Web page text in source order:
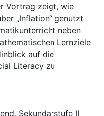
Vortrag zeigt, wie
„Inflation“ genutzt
neben
Lernziele
auf die
Literacy zu
, Sekundarstufe II